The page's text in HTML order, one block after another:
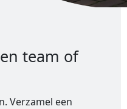
team of
Verzamel een